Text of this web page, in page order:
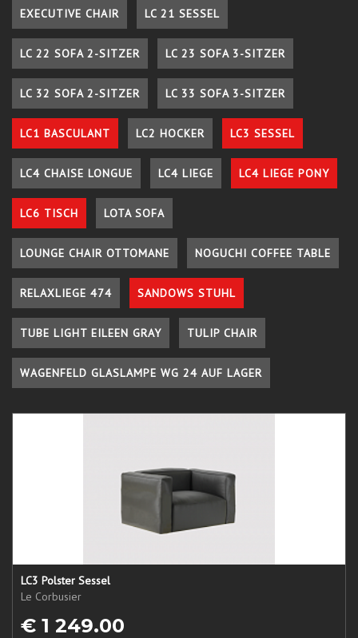
EXECUTIVE CHAIR LC 21 SESSEL
LC 22 SOFA 2-SITZER LC 23 SOFA 3-SITZER
LC 32 SOFA 2-SITZER LC 33 SOFA 3-SITZER
LC1 BASCULANT LC2 HOCKER LC3 SESSEL
LC4 CHAISE LONGUE LC4 LIEGE LC4 LIEGE PONY
LC6 TISCH LOTA SOFA
LOUNGE CHAIR OTTOMANE NOGUCHI COFFEE TABLE
RELAXLIEGE 474 SANDOWS STUHL
TUBE LIGHT EILEEN GRAY TULIP CHAIR
WAGENFELD GLASLAMPE WG 24 AUF LAGER
LC3 Polster Sessel
Le Corbusier
€ 1 249.00